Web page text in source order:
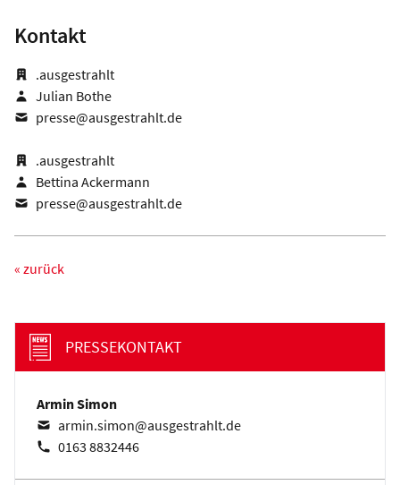
Kontakt
.ausgestrahlt
Julian Bothe
presse@ausgestrahlt.de
.ausgestrahlt
Bettina Ackermann
presse@ausgestrahlt.de
« zurück
PRESSEKONTAKT
Armin Simon
armin.simon@ausgestrahlt.de
0163 8832446